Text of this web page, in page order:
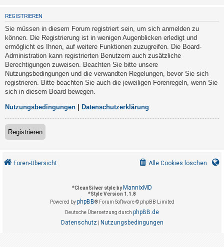
s
t
r
i
e
r
e
n
U
b
REGISTRIEREN
Sie müssen in diesem Forum registriert sein, um sich anmelden zu
können. Die Registrierung ist in wenigen Augenblicken erledigt und
ermöglicht es Ihnen, auf weitere Funktionen zuzugreifen. Die Board-
Administration kann registrierten Benutzern auch zusätzliche
Berechtigungen zuweisen. Beachten Sie bitte unsere
Nutzungsbedingungen und die verwandten Regelungen, bevor Sie sich
registrieren. Bitte beachten Sie auch die jeweiligen Forenregeln, wenn Sie
sich in diesem Board bewegen.
Nutzungsbedingungen Datenschutzerklärung
Registrieren
Foren-Übersicht Alle Cookies löschen
*CleanSilver style by MannixMD
*Style Version 1.1.8
Powered byphpBB® Forum Software © phpBB Limited
Deutsche Übersetzung durch phpBB.de
Datenschutz| Nutzungsbedingungen